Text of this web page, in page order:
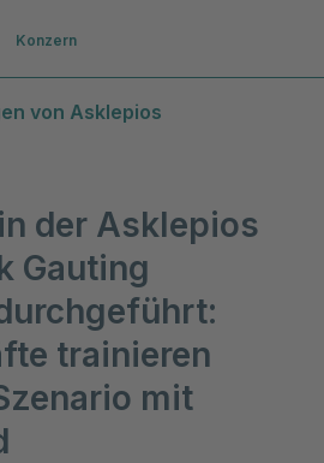
Zur Startseite
Konzern
von Asklepios
der Asklepios
Gauting
trainieren
mit